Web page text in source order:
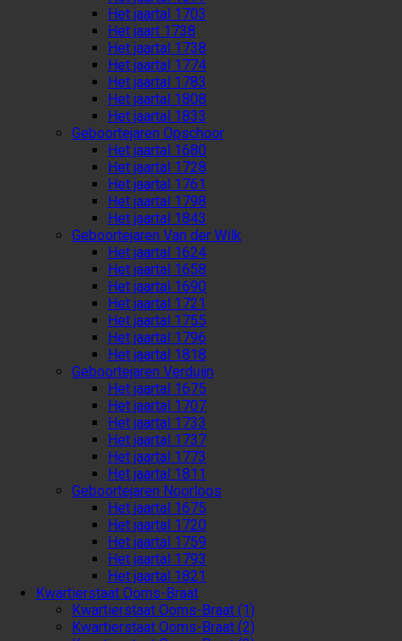
Het jaartal 1703
Het jaart 1738
Het jaartal 1738
Het jaartal 1774
Het jaartal 1783
Het jaartal 1808
Het jaartal 1833
Geboortejaren Opschoor
Het jaartal 1680
Het jaartal 1728
Het jaartal 1761
Het jaartal 1798
Het jaartal 1843
Geboortejaren Van der Wilk
Het jaartal 1624
Het jaartal 1658
Het jaartal 1690
Het jaartal 1721
Het jaartal 1755
Het jaartal 1796
Het jaartal 1818
Geboortejaren Verduijn
Het jaartal 1675
Het jaartal 1707
Het jaartal 1733
Het jaartal 1737
Het jaartal 1773
Het jaartal 1811
Geboortejaren Noorloos
Het jaartal 1675
Het jaartal 1720
Het jaartal 1759
Het jaartal 1793
Het jaartal 1821
Kwartierstaat Ooms-Braat
Kwartierstaat Ooms-Braat (1)
Kwartierstaat Ooms-Braat (2)